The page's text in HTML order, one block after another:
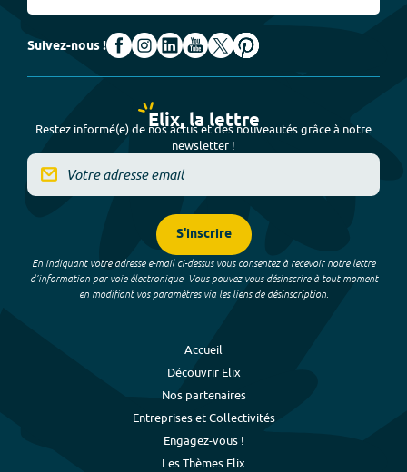
Suivez-nous !
Elix, la lettre
Restez informé(e) de nos actus et des nouveautés grâce à notre
newsletter !
S'inscrire
En indiquant votre adresse e-mail ci-dessus vous consentez à recevoir notre lettre
d’information par voie électronique. Vous pouvez vous désinscrire à tout moment
en modifiant vos paramètres via les liens de désinscription.
Accueil
Découvrir Elix
Nos partenaires
Entreprises et Collectivités
Engagez-vous !
Les Thèmes Elix